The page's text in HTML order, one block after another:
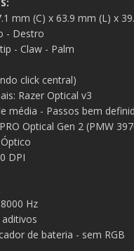
mm (C) x 63.9 mm (L) x
- Destro
- Claw - Palm
click central)
Razer Optical v3
média - Passos bem
Optical Gen 2 (PMW
DPI
Hz
aditivos
de bateria - sem RGB